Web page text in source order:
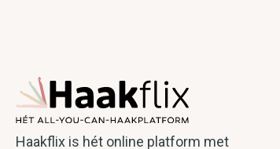
Haakflix is hét online platform met